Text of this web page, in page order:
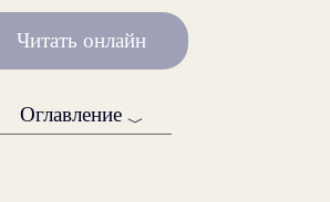
Читать онлайн
Оглавление ﹀